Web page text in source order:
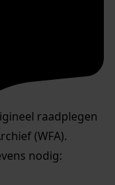
raadplegen
(WFA).
nodig: